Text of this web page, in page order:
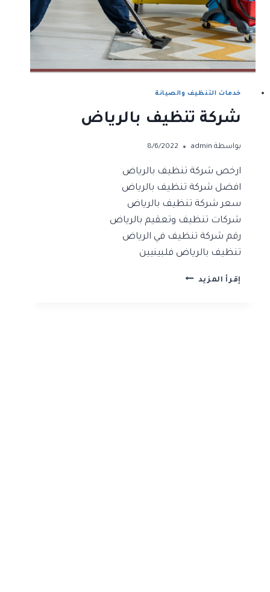
خدمات التنظيف والصيانة
شركة تنظيف بالرياض
بواسطة admin
8/6/2022
ارخص شركة تنظيف بالرياض
افضل شركة تنظيف بالرياض
سعر شركة تنظيف بالرياض
شركات تنظيف وتعقيم بالرياض
رقم شركة تنظيف في الرياض
تنظيف بالرياض فلبينيين
إقرأ المزيد شركة